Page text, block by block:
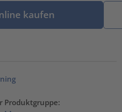
kaufen
Produktgruppe: